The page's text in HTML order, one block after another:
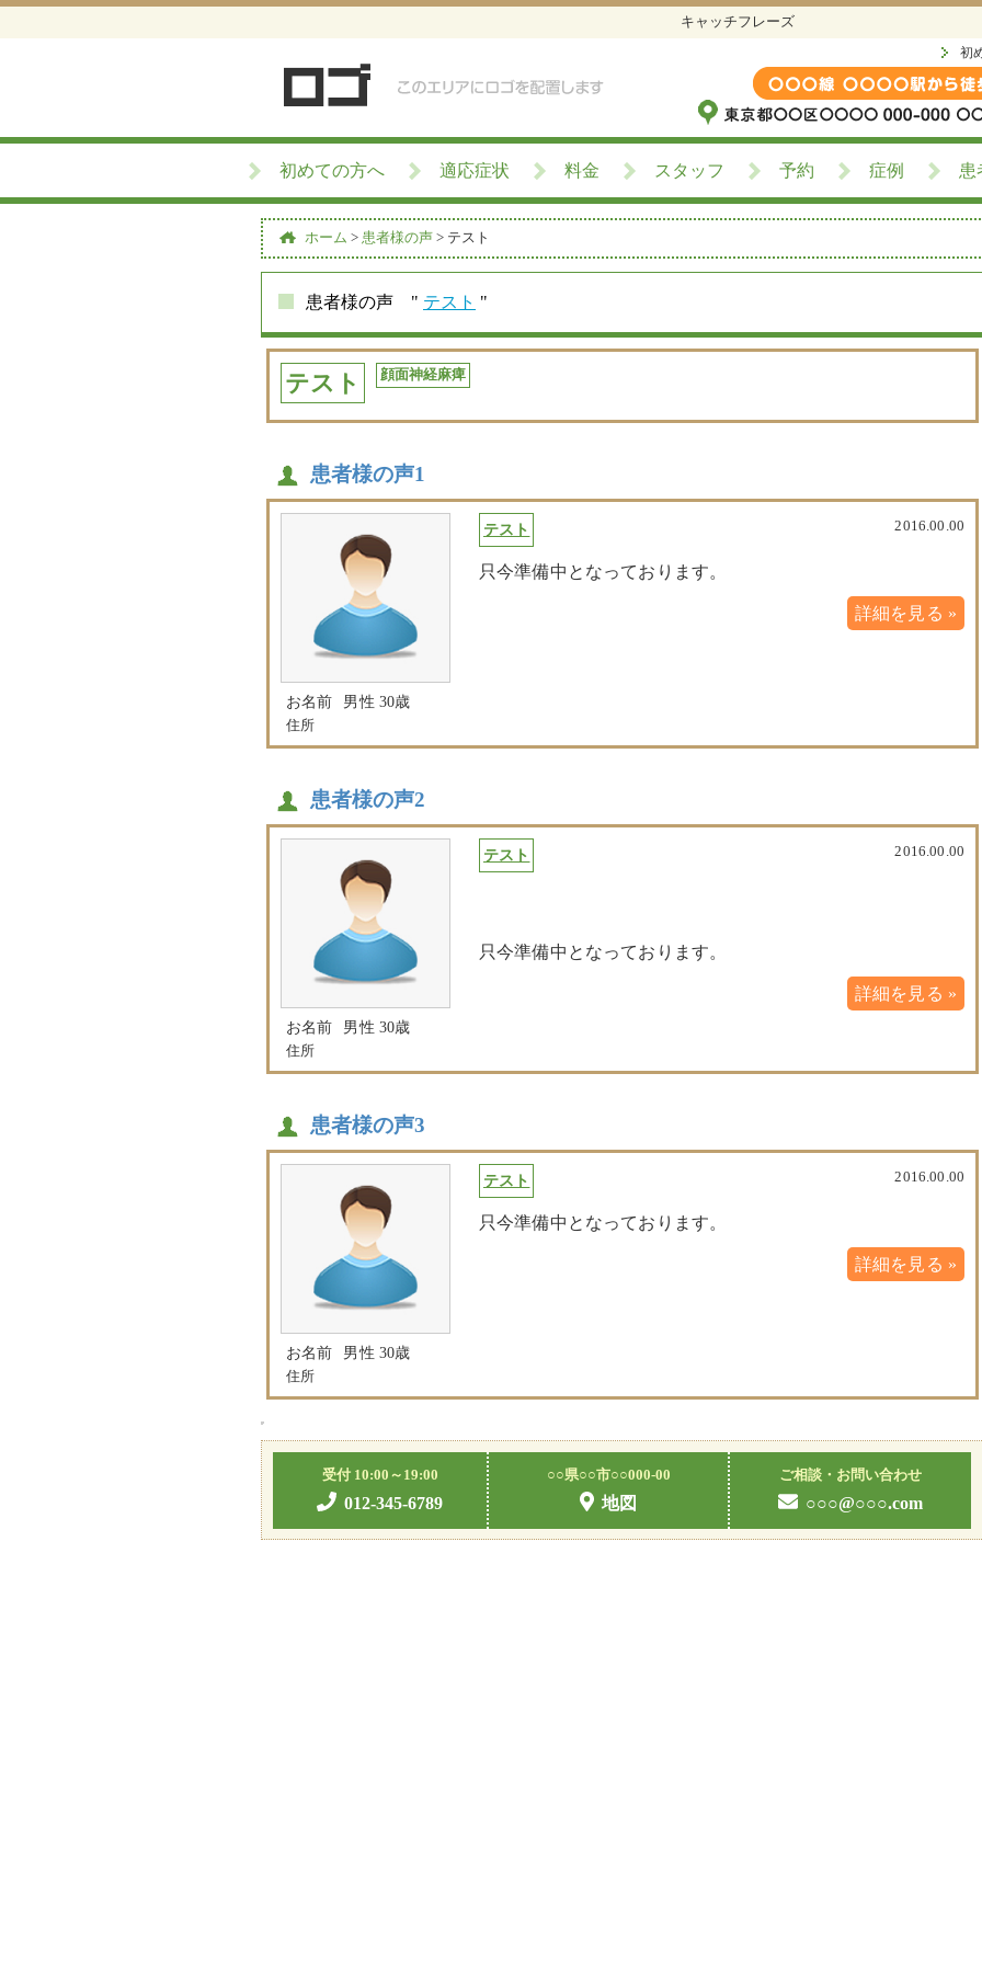
キャッチフレーズ
初
初めての方へ 適応症状 料金 スタッフ 予約 症例 患
ホーム > 患者様の声 > テスト
患者様の声 " テスト "
テスト 顔面神経麻痺
患者様の声1
お名前 男性 30歳
住所
テスト 2016.00.00
只今準備中となっております。
詳細を見る »
患者様の声2
お名前 男性 30歳
住所
テスト 2016.00.00
只今準備中となっております。
詳細を見る »
患者様の声3
お名前 男性 30歳
住所
テスト 2016.00.00
只今準備中となっております。
詳細を見る »
受付 10:00～19:00
012-345-6789
○○県○○市○○000-00
地図
ご相談・お問い合わせ
○○○@○○○.com